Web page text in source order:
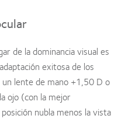
de la dominancia visual es
exitosa de los
lente de mano +1,50 D o
ojo (con la mejor
nubla menos la vista